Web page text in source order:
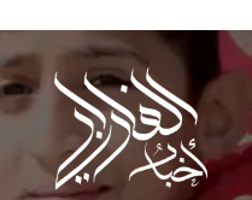
إلى
المحتوى